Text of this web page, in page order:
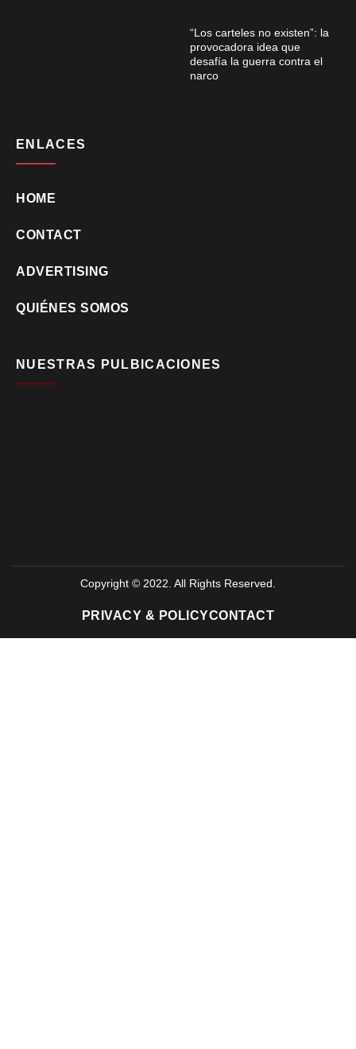
“Los carteles no existen”: la
provocadora idea que
desafía la guerra contra el
narco
ENLACES
HOME
CONTACT
ADVERTISING
QUIÉNES SOMOS
NUESTRAS PULBICACIONES
Copyright © 2022. All Rights Reserved.
PRIVACY & POLICYCONTACT